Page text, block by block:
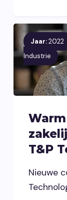
Jaar:2022
Industrie
T&P
Nieuwe